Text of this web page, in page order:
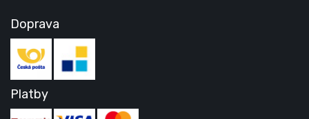
Doprava
Platby